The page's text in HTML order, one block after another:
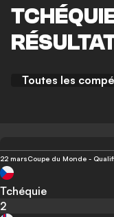
Toutes les
22 marsCoupe du Monde -
Tchéquie
2